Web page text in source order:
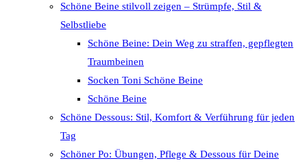
Schöne Beine stilvoll zeigen – Strümpfe, Stil &
Selbstliebe
Schöne Beine: Dein Weg zu straffen, gepflegten
Traumbeinen
Socken Toni Schöne Beine
Schöne Beine
Schöne Dessous: Stil, Komfort & Verführung für jeden
Tag
Schöner Po: Übungen, Pflege & Dessous für Deine